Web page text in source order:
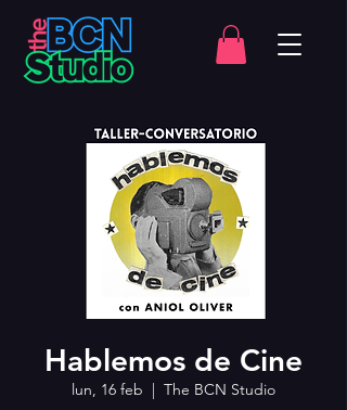
Hablemos de Cine
lun, 16 feb
  |
The BCN Studio